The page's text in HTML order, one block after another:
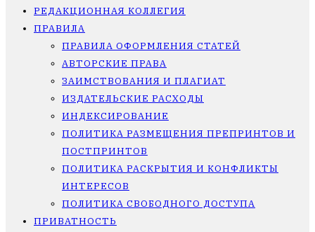
РЕДАКЦИОННАЯ КОЛЛЕГИЯ
ПРАВИЛА
ПРАВИЛА ОФОРМЛЕНИЯ СТАТЕЙ
АВТОРСКИЕ ПРАВА
ЗАИМСТВОВАНИЯ И ПЛАГИАТ
ИЗДАТЕЛЬСКИЕ РАСХОДЫ
ИНДЕКСИРОВАНИЕ
ПОЛИТИКА РАЗМЕЩЕНИЯ ПРЕПРИНТОВ И
ПОСТПРИНТОВ
ПОЛИТИКА РАСКРЫТИЯ И КОНФЛИКТЫ
ИНТЕРЕСОВ
ПОЛИТИКА СВОБОДНОГО ДОСТУПА
ПРИВАТНОСТЬ